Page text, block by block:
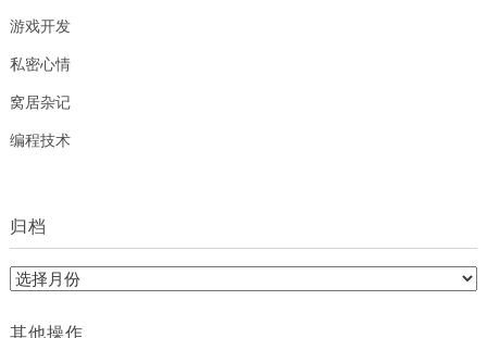
游戏开发
私密心情
窝居杂记
编程技术
归档
归